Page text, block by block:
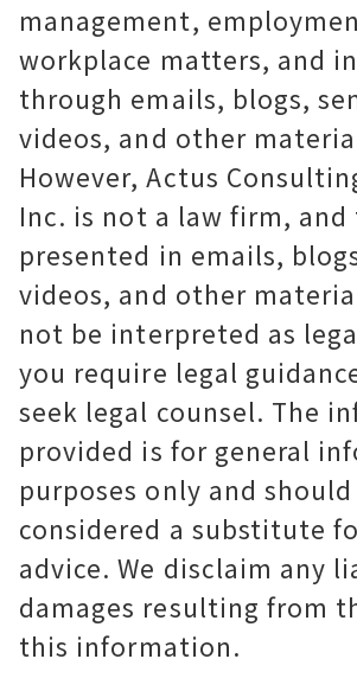
management,
workplace matters, and
through emails, blogs,
videos, and other
However, Actus
Inc. is not a law firm,
presented in emails,
videos, and other
not be interpreted as
you require legal
seek legal counsel. The
provided is for general
purposes only and
considered a substitute
advice. We disclaim any
damages resulting from
this information.